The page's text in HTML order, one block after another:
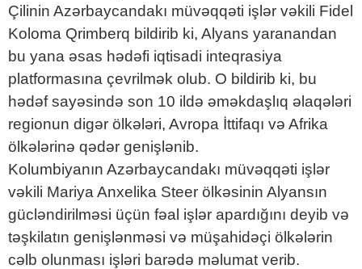
Çilinin Azərbaycandakı müvəqqəti işlər vəkili Fidel
Koloma Qrimberq bildirib ki, Alyans yaranandan
bu yana əsas hədəfi iqtisadi inteqrasiya
platformasına çevrilmək olub. O bildirib ki, bu
hədəf sayəsində son 10 ildə əməkdaşlıq əlaqələri
regionun digər ölkələri, Avropa İttifaqı və Afrika
ölkələrinə qədər genişlənib.
Kolumbiyanın Azərbaycandakı müvəqqəti işlər
vəkili Mariya Anxelika Steer ölkəsinin Alyansın
gücləndirilməsi üçün fəal işlər apardığını deyib və
təşkilatın genişlənməsi və müşahidəçi ölkələrin
cəlb olunması işləri barədə məlumat verib.